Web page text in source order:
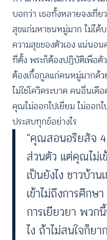
บอกว่า เธอทั้งหลายจงเที่ย
สุขแก่มหาชนหมู่มาก ไม่ได้บ
ความสุขของตัวเอง แน่นอ
ที่ตั้ง พระก็ต้องปฏิบัติเพื่อตั
ต้องเกื้อกูลแก่คนหมู่มากด้
ไม่ใช่โควิดระบาด คนอื่นเ
คุณไม่ออกไปเยี่ยม ไม่ออก
ประสบทุกข์อย่างไร
“คุณสอนอริยสัจ
ส่วนตัว แต่คุณไม่เ
เป็นยังไง ชาวบ้าน
เข้าไม่ถึงการศึกษ
การเยียวยา พวก
ไง ถ้าไม่สนใจก็ยา